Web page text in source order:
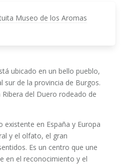
Museo de los Aromas
ubicado en un bello pueblo,
sur de la provincia de Burgos.
del Duero rodeado de
existente en España y Europa
y el olfato, el gran
Es un centro que une
en el reconocimiento y el